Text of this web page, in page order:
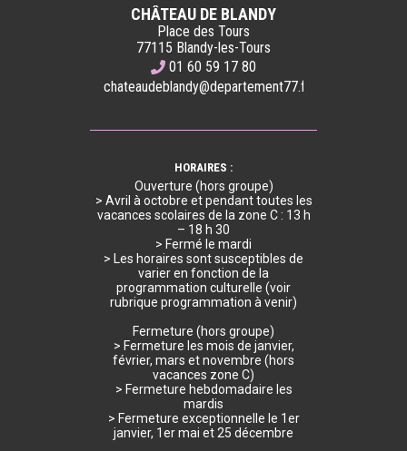
CHÂTEAU DE BLANDY
Place des Tours
77115 Blandy-les-Tours
01 60 59 17 80
chateaudeblandy@departement77.fr
HORAIRES :
Ouverture (hors groupe)
> Avril à octobre et pendant toutes les
vacances scolaires de la zone C : 13 h
– 18 h 30
> Fermé le mardi
> Les horaires sont susceptibles de
varier en fonction de la
programmation culturelle (voir
rubrique programmation à venir)
Fermeture (hors groupe)
> Fermeture les mois de janvier,
février, mars et novembre (hors
vacances zone C)
> Fermeture hebdomadaire les
mardis
> Fermeture exceptionnelle le 1er
janvier, 1er mai et 25 décembre